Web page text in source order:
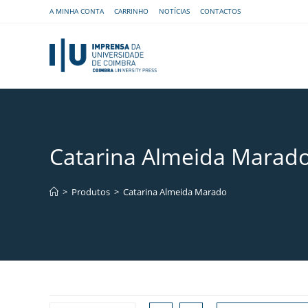
A MINHA CONTA CARRINHO NOTÍCIAS CONTACTOS
Catarina Almeida
> Produtos > Catarina Almeida Marado